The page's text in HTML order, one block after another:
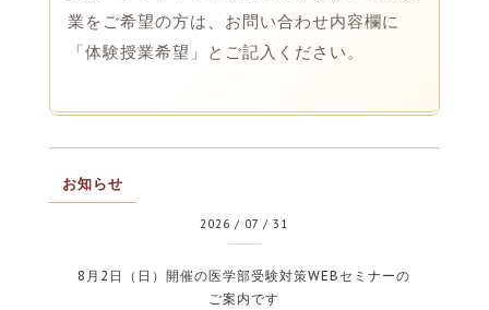
業をご希望の方は、お問い合わせ内容欄に
「体験授業希望」とご記入ください。
お知らせ
2026 / 07 /31
8月2日（日）開催の医学部受験対策WEBセミナーの
ご案内です